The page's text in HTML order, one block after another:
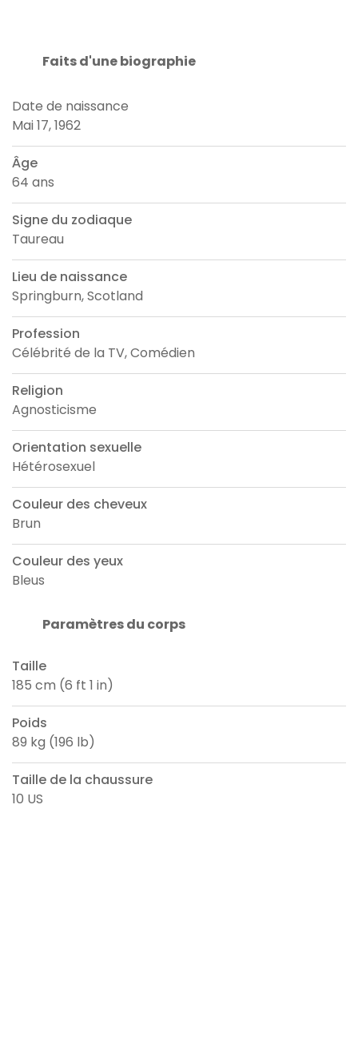
Faits d'une biographie
Date de naissance
Mai 17, 1962
Âge
64 ans
Signe du zodiaque
Taureau
Lieu de naissance
Springburn, Scotland
Profession
Célébrité de la TV, Comédien
Religion
Agnosticisme
Orientation sexuelle
Hétérosexuel
Couleur des cheveux
Brun
Couleur des yeux
Bleus
Paramètres du corps
Taille
185 cm (6 ft 1 in)
Poids
89 kg (196 lb)
Taille de la chaussure
10 US